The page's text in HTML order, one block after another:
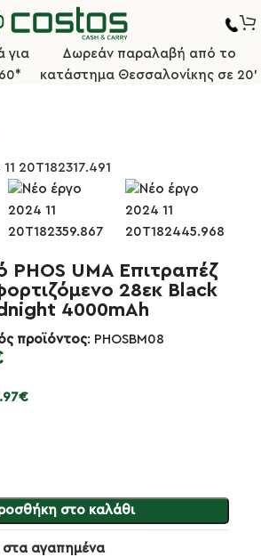
για
Δωρεάν παραλαβή από το
κατάστημα Θεσσαλονίκης σε 20'
Είδη Φωτιστικά Επαναφορτιζόμενα
PHOS UMA Επιτραπέζ
28εκ Black
4000mAh
προϊόντος: PHOSBM08
€
στο καλάθι
αγαπημένα